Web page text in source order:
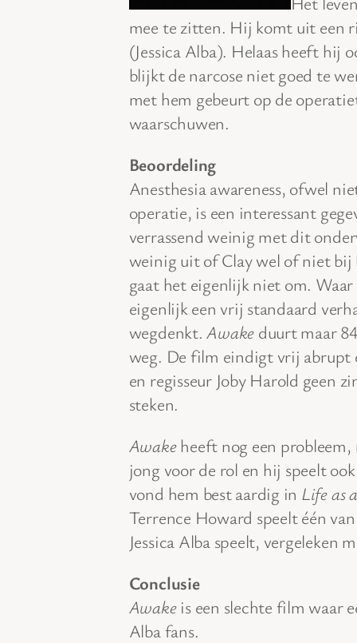
mee te zitten. Hij komt uit een
(Jessica Alba). Helaas heeft hij
blijkt de narcose niet goed te
met hem gebeurt op de
waarschuwen.
Beoordeling
Anesthesia awareness, ofwel
operatie, is een interessant
verrassend weinig met dit
weinig uit of Clay wel of niet
gaat het eigenlijk niet om.
eigenlijk een vrij standaard
wegdenkt.Awake duurt maar
weg. De film eindigt vrij abrupt
en regisseur Joby Harold geen
steken.
Awakeheeft nog een
jong voor de rol en hij speelt
vond hem best aardig in Life as
Terrence Howard speelt één
Jessica Alba speelt, vergeleken
Conclusie
Awakeis een slechte film waar
Alba fans.